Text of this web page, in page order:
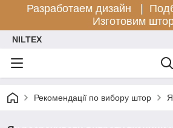
Разработаем дизайн |
Изготовим
NILTEX
Рекомендації по вибору штор